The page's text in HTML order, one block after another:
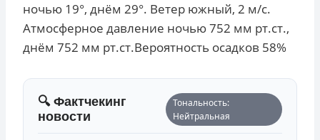
ночью 19°, днём 29°. Ветер южный, 2 м/с.
Атмосферное давление ночью 752 мм рт.ст.,
днём 752 мм рт.ст.Вероятность осадков 58%
🔍 Фактчекинг
новости
Тональность:
Нейтральная